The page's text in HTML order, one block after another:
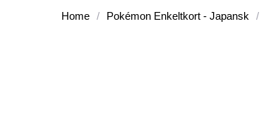
Home / Pokémon Enkeltkort - Japansk /